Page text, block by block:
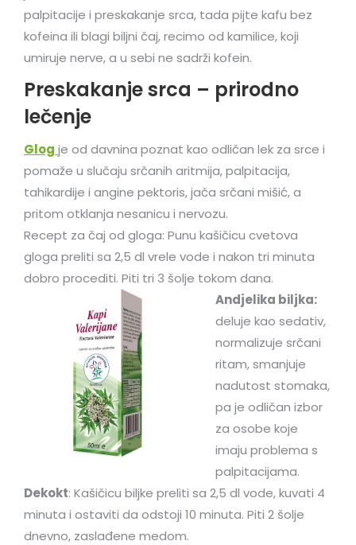
palpitacije i preskakanje srca, tada pijte kafu bez
kofeina ili blagi biljni čaj, recimo od kamilice, koji
umiruje nerve, a u sebi ne sadrži kofein.
Preskakanje srca – prirodno
lečenje
Glog je od davnina poznat kao odličan lek za srce i
pomaže u slučaju srčanih aritmija, palpitacija,
tahikardije i angine pektoris, jača srčani mišić, a
pritom otklanja nesanicu i nervozu.
Recept za čaj od gloga: Punu kašičicu cvetova
gloga preliti sa 2,5 dl vrele vode i nakon tri minuta
dobro procediti. Piti tri 3 šolje tokom dana.
Andjelika biljka:
deluje kao sedativ,
normalizuje srčani
ritam, smanjuje
nadutost stomaka,
pa je odličan izbor
za osobe koje
imaju problema s
palpitacijama.
Dekokt: Kašičicu biljke preliti sa 2,5 dl vode, kuvati 4
minuta i ostaviti da odstoji 10 minuta. Piti 2 šolje
dnevno, zaslađene medom.